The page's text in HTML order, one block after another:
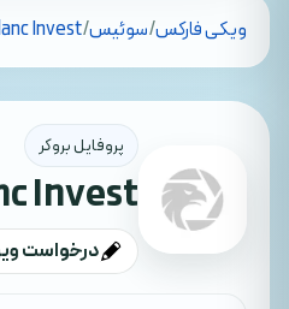
تمام کشورهاویکی فارکس/سوئیس/
Invest
پروفایل بروکر
Invest
درخواست